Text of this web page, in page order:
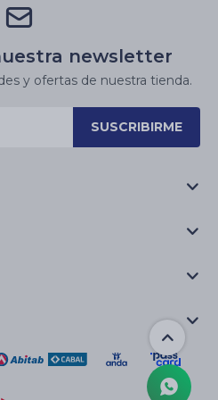
newsletter
y ofertas de nuestra tienda.
SUSCRIBIRME